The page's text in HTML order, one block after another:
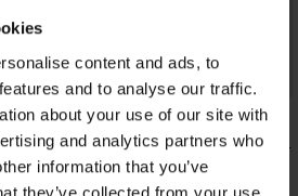
content and ads, to
and to analyse our traffic.
about your use of our site with
and analytics partners who
information that you’ve
they’ve collected from your use
4,8
melltartó
Kedvezmény -50%
Soft Lace II bélelt,
melltartó
8 200 Ft 16 390 Ft